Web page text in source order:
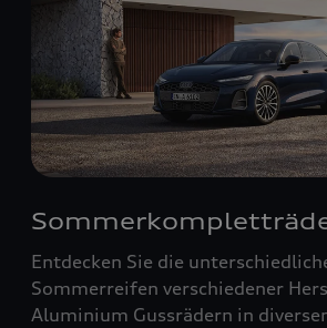
Entdecken Sie die
Sommerreifen verschiedener
Aluminium Gussrädern in